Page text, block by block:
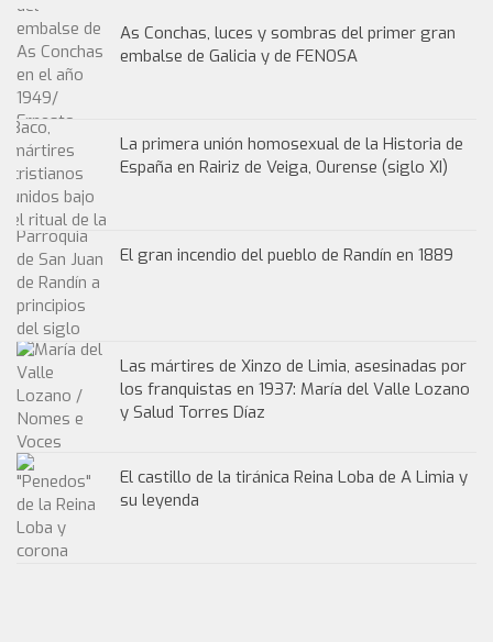
As Conchas, luces y sombras del primer gran
embalse de Galicia y de FENOSA
La primera unión homosexual de la Historia de
España en Rairiz de Veiga, Ourense (siglo XI)
El gran incendio del pueblo de Randín en 1889
Las mártires de Xinzo de Limia, asesinadas por
los franquistas en 1937: María del Valle Lozano
y Salud Torres Díaz
El castillo de la tiránica Reina Loba de A Limia y
su leyenda